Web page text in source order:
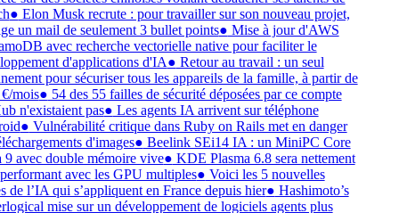
●Elon Musk recrute : pour travailler sur son nouveau projet,
un mail de seulement 3 bullet points●Mise à jour d'AWS
avec recherche vectorielle native pour faciliter le
d'applications d'IA●Retour au travail : un seul
pour sécuriser tous les appareils de la famille, à partir de
mois●54 des 55 failles de sécurité déposées par ce compte
n'existaient pas●Les agents IA arrivent sur téléphone
●Vulnérabilité critique dans Ruby on Rails met en danger
d'images●Beelink SEi14 IA : un MiniPC Core
avec double mémoire vive●KDE Plasma 6.8 sera nettement
avec les GPU multiples●Voici les 5 nouvelles
de l’IA qui s’appliquent en France depuis hier●Hashimoto’s
mise sur un développement de logiciels agents plus